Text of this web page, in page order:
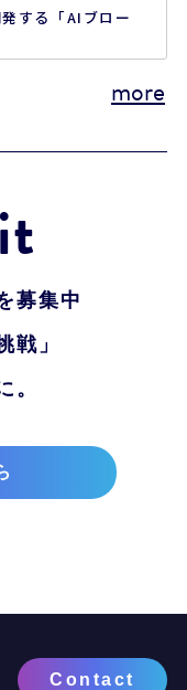
する「AIブロー
部の意見募集にmore
募集中
戦」
Contact